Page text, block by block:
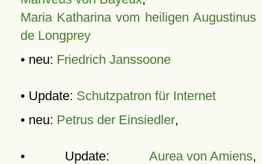
Maria Katharina vom heiligen Augustinus
de Longprey
• neu: Friedrich Janssoone
• Update: Schutzpatron für Internet
• neu: Petrus der Einsiedler,
• Update: Aurea von Amiens,